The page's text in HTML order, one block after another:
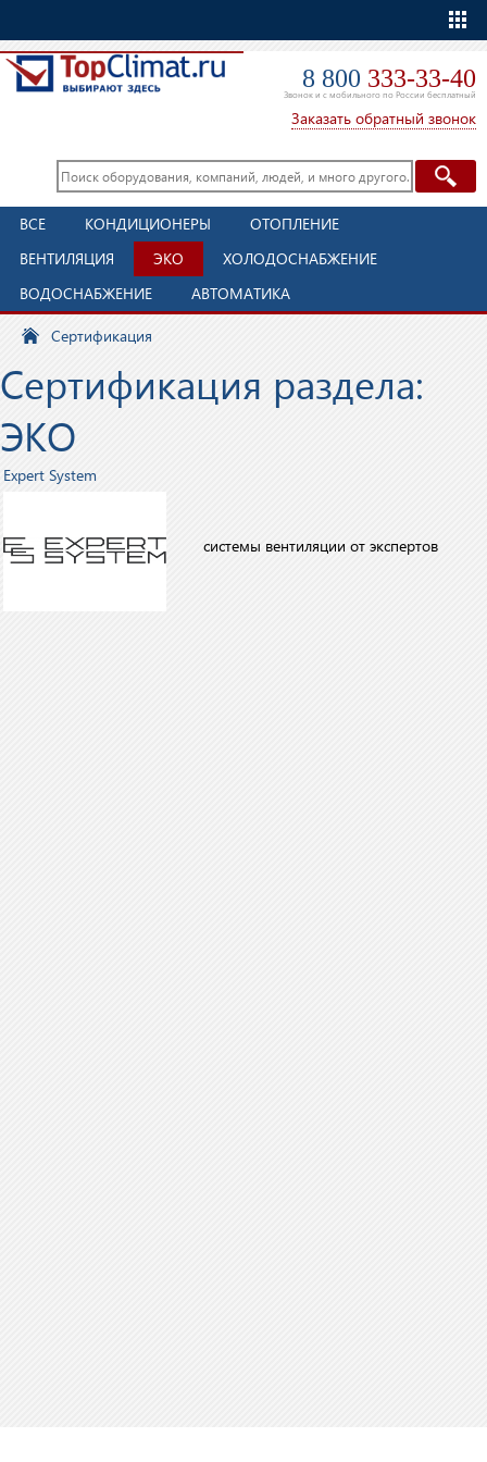
8 800 333-33-40
Звонок и с мобильного по России бесплатный
Заказать обратный звонок
ВСЕ КОНДИЦИОНЕРЫ
ОТОПЛЕНИЕ
ВЕНТИЛЯЦИЯ
ЭКО
ХОЛОДОСНАБЖЕНИЕ
ВОДОСНАБЖЕНИЕ
АВТОМАТИКА
Сертификация
Сертификация раздела:
ЭКО
Expert System
системы вентиляции от экспертов